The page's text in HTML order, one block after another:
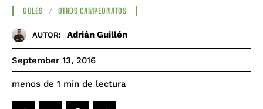
GOLES OTROS CAMPEONATOS
AUTOR: Adrián Guillén
September 13, 2016
menos de 1 min de lectura